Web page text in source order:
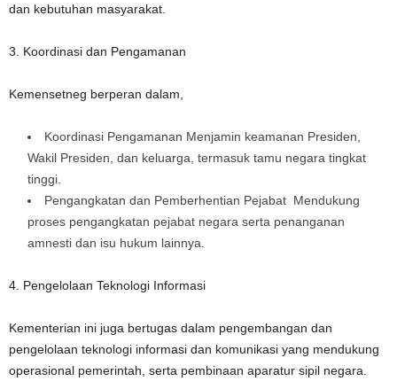
dan kebutuhan masyarakat.
3. Koordinasi dan Pengamanan
Kemensetneg berperan dalam,
Koordinasi Pengamanan Menjamin keamanan Presiden,
Wakil Presiden, dan keluarga, termasuk tamu negara tingkat
tinggi.
Pengangkatan dan Pemberhentian Pejabat Mendukung
proses pengangkatan pejabat negara serta penanganan
amnesti dan isu hukum lainnya.
4. Pengelolaan Teknologi Informasi
Kementerian ini juga bertugas dalam pengembangan dan
pengelolaan teknologi informasi dan komunikasi yang mendukung
operasional pemerintah, serta pembinaan aparatur sipil negara.